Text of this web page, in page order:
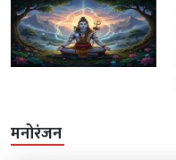
मनोरंजन